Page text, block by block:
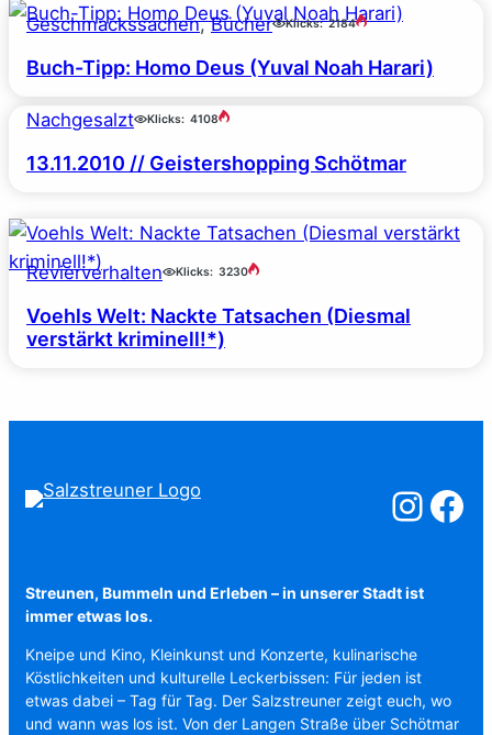
Geschmackssachen, Bücher Klicks: 2184
Buch-Tipp: Homo Deus (Yuval Noah Harari)
Nachgesalzt Klicks: 4108
13.11.2010 // Geistershopping Schötmar
Revierverhalten Klicks: 3230
Voehls Welt: Nackte Tatsachen (Diesmal
verstärkt kriminell!*)
Salzstreuner
Streunen, Bummeln und Erleben – in unserer Stadt ist
immer etwas los.
Kneipe und Kino, Kleinkunst und Konzerte, kulinarische
Köstlichkeiten und kulturelle Leckerbissen: Für jeden ist
etwas dabei – Tag für Tag. Der Salzstreuner zeigt euch, wo
und wann was los ist. Von der Langen Straße über Schötmar